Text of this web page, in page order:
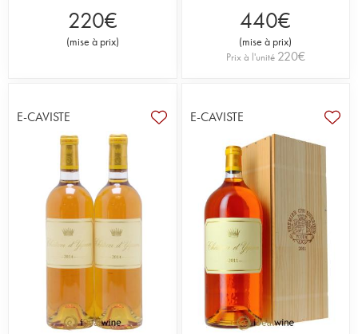
220€
(mise à prix)
440€
(mise à prix)
Prix à l'unité 220€
E-CAVISTE E-CAVISTE